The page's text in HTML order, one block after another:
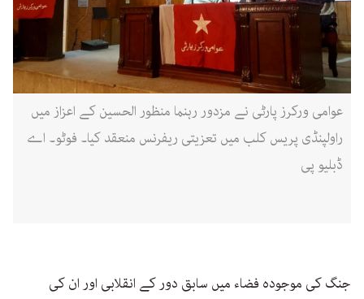
عوامی ورکرز پارٹی نے مزدور رہنما منظور الحسین کے اعزاز میں
راولپنڈی پریس کلب میں تعزیتی ریفرنس منعقد کیا۔ فوٹو۔ اے
ڈبلیو پی
جنگ کی موجودہ فضاء میں سابق دور کے انقلابی اور ان کی